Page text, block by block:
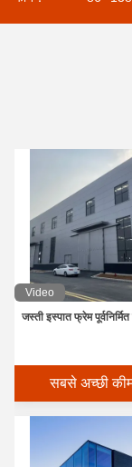
Video
जस्ती इस्पात फ्रेम पूर्वनिर्मित
सबसे अच्छी